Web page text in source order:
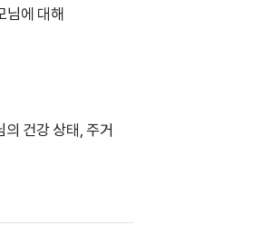
님에 대해
건강 상태, 주거